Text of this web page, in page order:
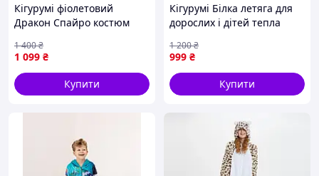
Кігурумі фіолетовий
Дракон Спайро костюм
дітей
1 099 ₴
1 400₴
Купити
Кігурумі Білка летяга для
дорослих і дітей тепла
у формі білки оранжева
999 ₴
1 200₴
Купити